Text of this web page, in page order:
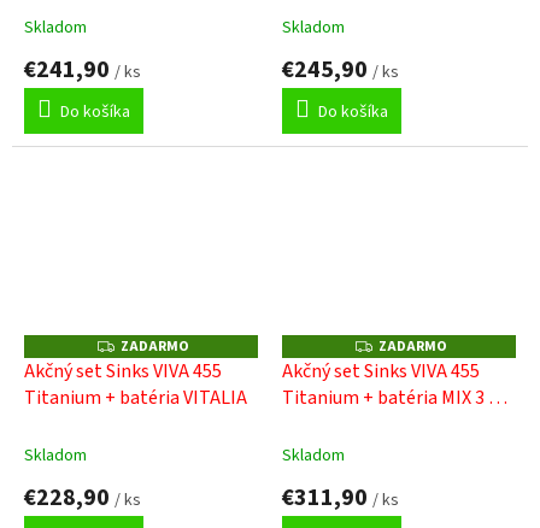
Skladom
€241,90 / ks
Do košíka
Skladom
€245,90 / ks
Do košíka
Z
A
D
A
ZADARMO
Akčný set Sinks VIVA 455
Titanium + batéria VITALIA
Skladom
€228,90 / ks
Z
A
D
A
ZADARMO
Akčný set Sinks VIVA 455
Titanium + batéria MIX 3 P
Skladom
€311,90 / ks